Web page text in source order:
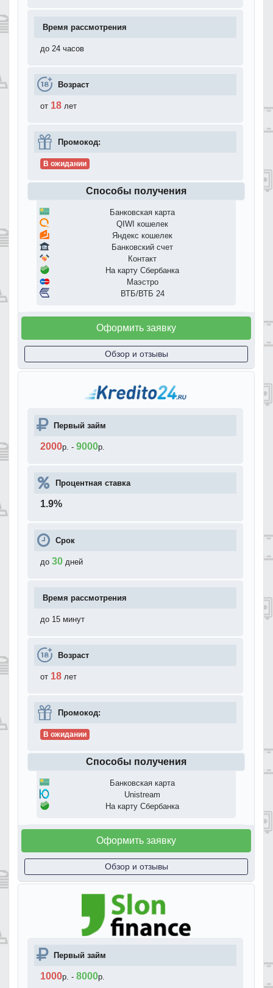
Время рассмотрения
до 24 часов
Возраст
от 18 лет
Промокод:
В ожидании
Способы получения
Банковская карта
QIWI кошелек
Яндекс кошелек
Банковский счет
Контакт
На карту Сбербанка
Маэстро
ВТБ/ВТБ 24
Оформить заявку
Обзор и отзывы
Первый займ
2000р. - 9000р.
Процентная ставка
1.9%
Срок
до 30 дней
Время рассмотрения
до 15 минут
Возраст
от 18 лет
Промокод:
В ожидании
Способы получения
Банковская карта
Unistream
На карту Сбербанка
Оформить заявку
Обзор и отзывы
Первый займ
1000р. - 8000р.